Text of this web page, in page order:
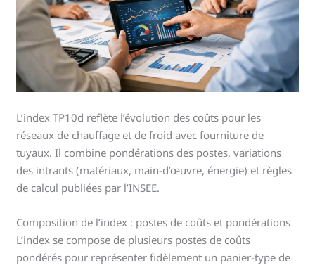
L’index TP10d reflète l’évolution des coûts pour les
réseaux de chauffage et de froid avec fourniture de
tuyaux. Il combine pondérations des postes, variations
des intrants (matériaux, main-d’œuvre, énergie) et règles
de calcul publiées par l’INSEE.
Composition de l’index : postes de coûts et pondérations
L’index se compose de plusieurs postes de coûts
pondérés pour représenter fidèlement un panier-type de